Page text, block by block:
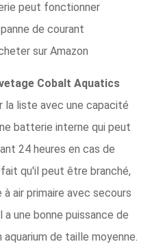
peut fonctionner
de courant
sur Amazon
Cobalt Aquatics
la liste avec une capacité
batterie interne qui peut
24 heures en cas de
qu'il peut être branché,
air primaire avec secours
une bonne puissance de
de taille moyenne.